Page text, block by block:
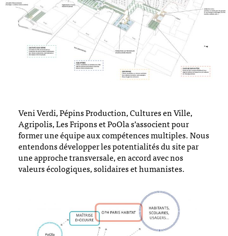
Veni Verdi, Pépins Production, Cultures en Ville,
Agripolis, Les Fripons et PoOla s’associent pour
former une équipe aux compétences multiples. Nous
entendons développer les potentialités du site par
une approche transversale, en accord avec nos
valeurs écologiques, solidaires et humanistes.